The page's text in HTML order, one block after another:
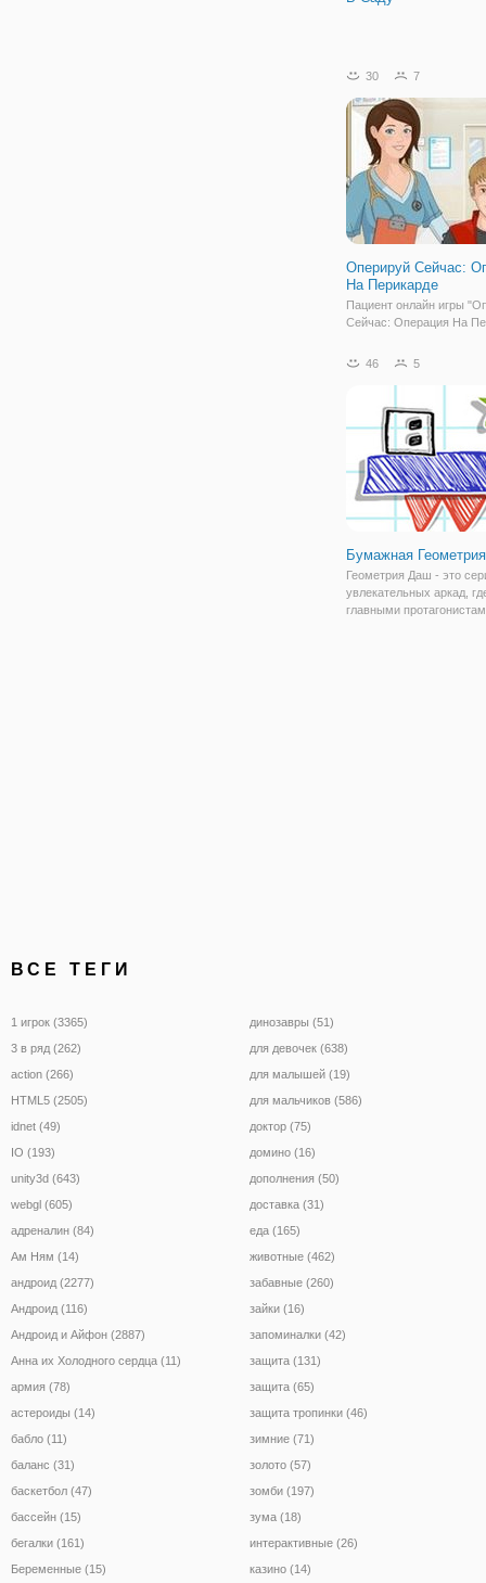
30 7
Оперируй Сейчас:
На Перикарде
Пациент онлайн игры
Сейчас: Операция На
тяжелых болей в груди в
вас зависит, сможете
помочь. В
46 5
Бумажная
Геометрия Даш - это
увлекательных аркад,
главными
ВСЕ ТЕГИ
1 игрок (3365)
3 в ряд (262)
action (266)
HTML5 (2505)
idnet (49)
IO (193)
unity3d (643)
webgl (605)
адреналин (84)
Ам Ням (14)
андроид (2277)
Андроид (116)
Андроид и Айфон (2887)
Анна их Холодного сердца (11)
армия (78)
астероиды (14)
бабло (11)
баланс (31)
баскетбол (47)
бассейн (15)
бегалки (161)
Беременные (15)
динозавры (51)
для девочек (638)
для малышей (19)
для мальчиков (586)
доктор (75)
домино (16)
дополнения (50)
доставка (31)
еда (165)
животные (462)
забавные (260)
зайки (16)
запоминалки (42)
защита (131)
защита (65)
защита тропинки (46)
зимние (71)
золото (57)
зомби (197)
зума (18)
интерактивные (26)
казино (14)